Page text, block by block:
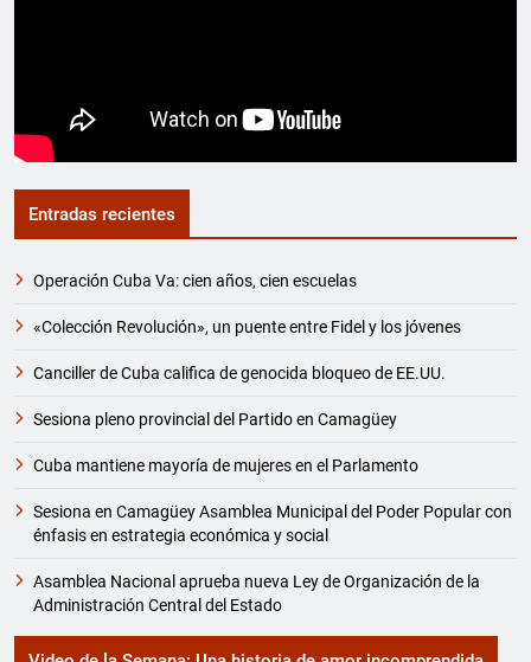
Entradas recientes
Operación Cuba Va: cien años, cien escuelas
«Colección Revolución», un puente entre Fidel y los jóvenes
Canciller de Cuba califica de genocida bloqueo de EE.UU.
Sesiona pleno provincial del Partido en Camagüey
Cuba mantiene mayoría de mujeres en el Parlamento
Sesiona en Camagüey Asamblea Municipal del Poder Popular con
énfasis en estrategia económica y social
Asamblea Nacional aprueba nueva Ley de Organización de la
Administración Central del Estado